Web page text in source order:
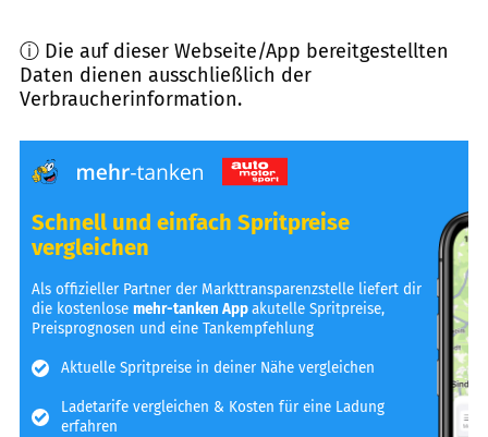
ⓘ Die auf dieser Webseite/App bereitgestellten
Daten dienen ausschließlich der
Verbraucherinformation.
Schnell und einfach Spritpreise
vergleichen
Als offizieller Partner der Markttransparenzstelle liefert dir
die kostenlosemehr-tanken Appakutelle Spritpreise,
Preisprognosen und eine Tankempfehlung
Aktuelle Spritpreise in deiner Nähe vergleichen
Ladetarife vergleichen & Kosten für eine Ladung
erfahren